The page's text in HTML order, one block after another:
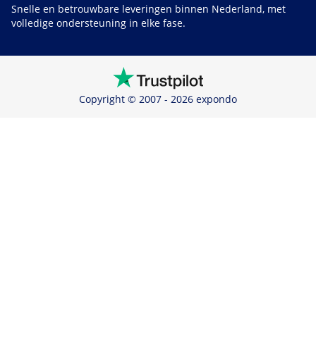
Snelle en betrouwbare leveringen binnen Nederland, met
volledige ondersteuning in elke fase.
Copyright © 2007 - 2026 expondo